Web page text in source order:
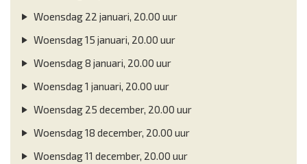
Woensdag 22 januari, 20.00 uur
Woensdag 15 januari, 20.00 uur
Woensdag 8 januari, 20.00 uur
Woensdag 1 januari, 20.00 uur
Woensdag 25 december, 20.00 uur
Woensdag 18 december, 20.00 uur
Woensdag 11 december, 20.00 uur